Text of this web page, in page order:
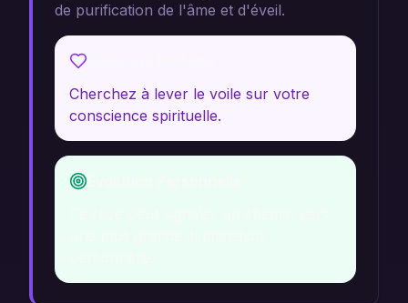
de purification de l'âme et d'éveil.
Cherchez à lever le voile sur votre
conscience spirituelle.